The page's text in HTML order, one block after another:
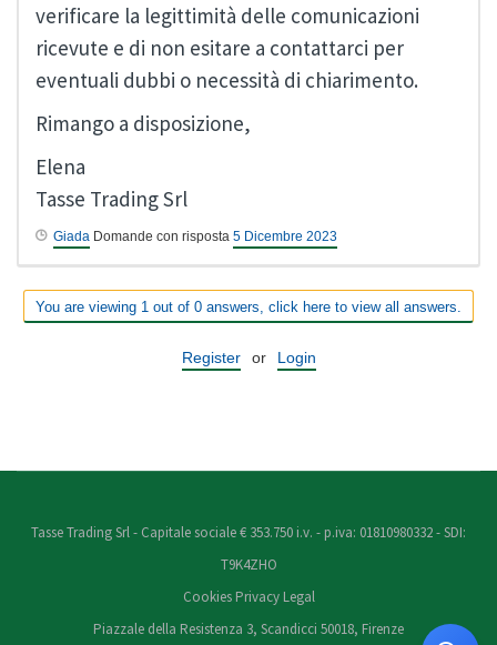
verificare la legittimità delle comunicazioni
ricevute e di non esitare a contattarci per
eventuali dubbi o necessità di chiarimento.
Rimango a disposizione,
Elena
Tasse Trading Srl
Giada Domande con risposta 5 Dicembre 2023
You are viewing 1 out of 0 answers, click here to view all answers.
Register or Login
Tasse Trading Srl - Capitale sociale € 353.750 i.v. - p.iva: 01810980332 - SDI:
T9K4ZHO
Cookies Privacy Legal
Piazzale della Resistenza 3, Scandicci 50018, Firenze